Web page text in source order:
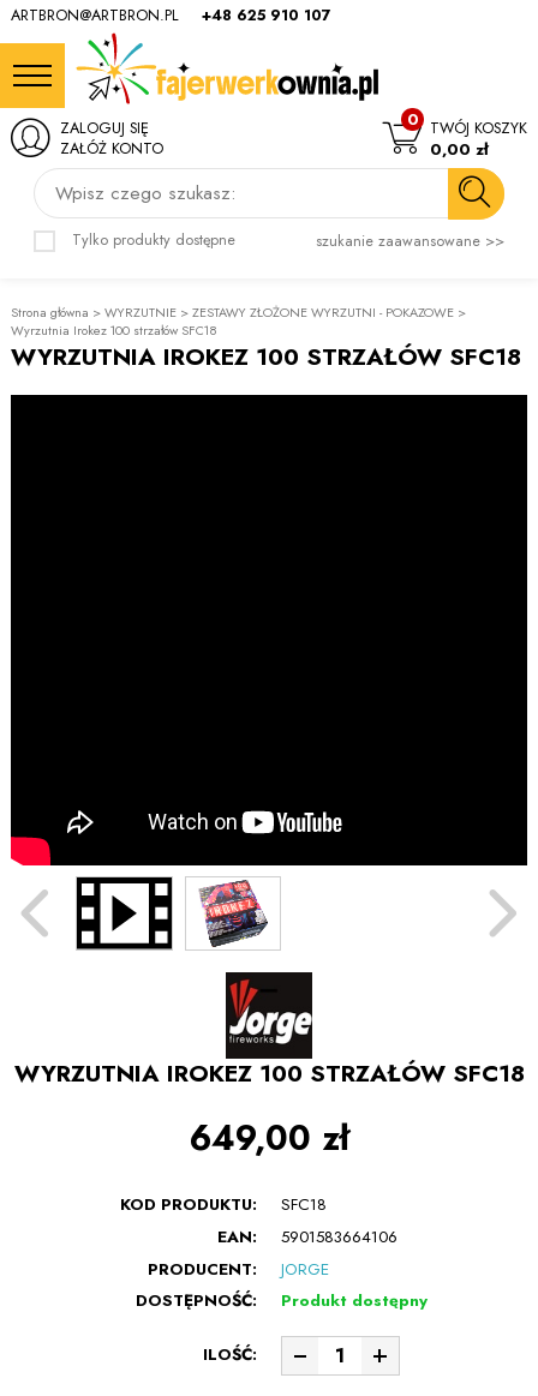
ARTBRON@ARTBRON.PL +48 625 910 107
Wpisz czego szukasz:
Tylko produkty dostępne szukanie zaawansowane >>
ZALOGUJ SIĘ
ZAŁÓŻ KONTO
TWÓJ KOSZYK
0
0,00 zł
Strona główna >WYRZUTNIE >ZESTAWY ZŁOŻONE WYRZUTNI - POKAZOWE >
Wyrzutnia Irokez 100 strzałów SFC18
WYRZUTNIA IROKEZ 100 STRZAŁÓW SFC18
WYRZUTNIA IROKEZ 100 STRZAŁÓW SFC18
649,00 zł
KOD PRODUKTU:
SFC18
EAN:
5901583664106
PRODUCENT:
JORGE
DOSTĘPNOŚĆ:
Produkt dostępny
ILOŚĆ: